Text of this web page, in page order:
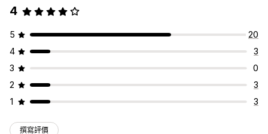
4
5
20
4
3
3
0
2
3
1
3
撰寫評價